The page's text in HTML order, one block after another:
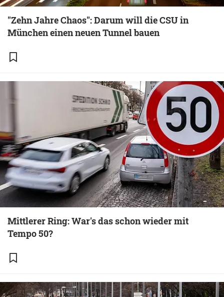
"Zehn Jahre Chaos": Darum will die CSU in
München einen neuen Tunnel bauen
Mittlerer Ring: War's das schon wieder mit
Tempo 50?